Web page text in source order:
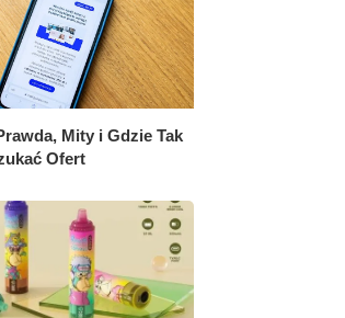
Mity i Gdzie Tak
Ofert